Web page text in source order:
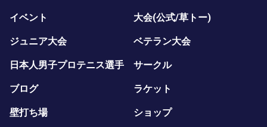
イベント 大会(公式/草トー)
ジュニア大会 ベテラン大会
日本人男子プロテニス選手 サークル
ブログ ラケット
壁打ち場 ショップ